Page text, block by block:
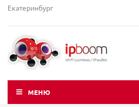
Екатеринбург
МЕНЮ